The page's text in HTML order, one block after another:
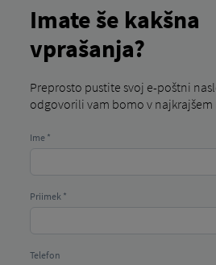
Imate še kakšna
vprašanja?
Preprosto pustite svoj e-poštni
odgovorili vam bomo v najkrajšem